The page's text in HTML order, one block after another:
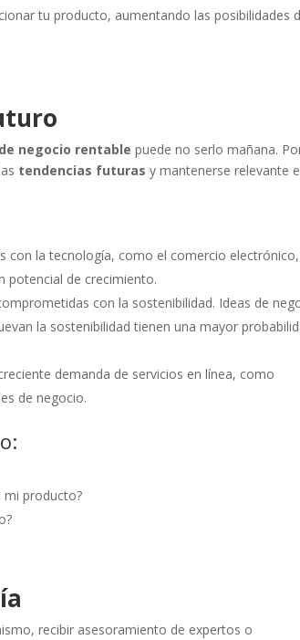
tu producto, aumentando las posibilidades
negocio rentable puede no serlo mañana.
tendencias futuras y mantenerse relevante
con la tecnología, como el comercio electrónico,
potencial de crecimiento.
con la sostenibilidad. Ideas de
la sostenibilidad tienen una mayor
demanda de servicios en línea, como
de negocio.
mi producto?
recibir asesoramiento de expertos o